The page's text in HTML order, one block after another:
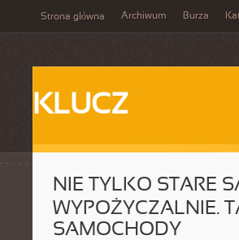
Strona główna Archiwum Burza
KLUCZ
NIE TYLKO STARE
WYPOŻYCZALNIE.
SAMOCHODY